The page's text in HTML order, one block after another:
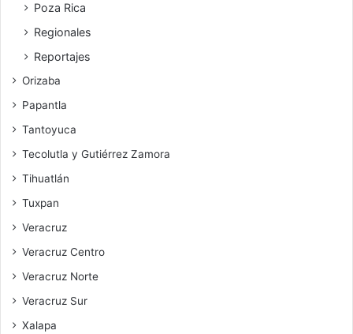
Poza Rica
Regionales
Reportajes
Orizaba
Papantla
Tantoyuca
Tecolutla y Gutiérrez Zamora
Tihuatlán
Tuxpan
Veracruz
Veracruz Centro
Veracruz Norte
Veracruz Sur
Xalapa